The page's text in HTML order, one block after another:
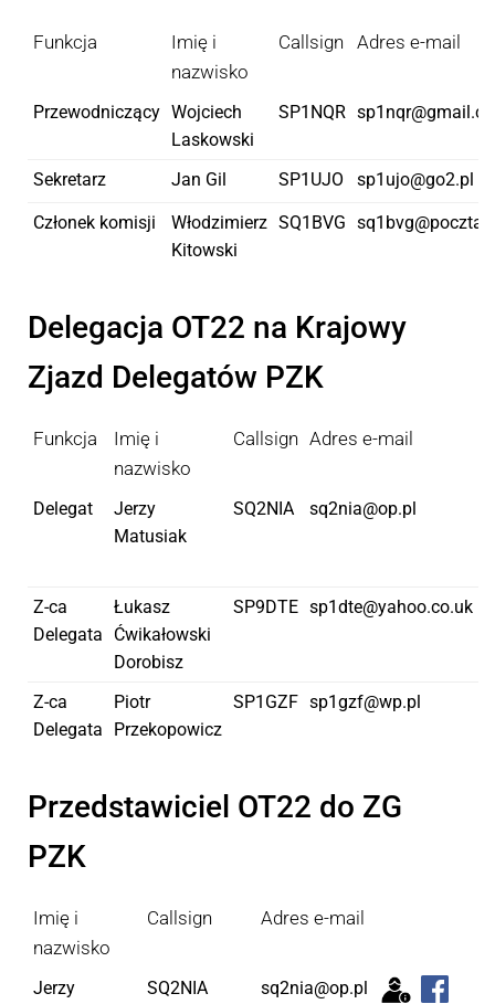
Funkcja
Imię i
nazwisko
Callsign Adres e-mail
Przewodniczący Wojciech
Laskowski
SP1NQR
Sekretarz Jan Gil SP1UJO sp1ujo@go2.pl
Członek komisji
Włodzimierz
Kitowski
SQ1BVG
Delegacja OT22 na Krajowy
Zjazd Delegatów PZK
Funkcja
Imię i
nazwisko
Callsign Adres e-mail
Delegat
Jerzy
Matusiak
SQ2NIA sq2nia@op.pl
Z-ca
Delegata
Łukasz
Ćwikałowski
Dorobisz
SP9DTE sp1dte@yahoo.co.uk
Z-ca
Delegata
Piotr
Przekopowicz
SP1GZF sp1gzf@wp.pl
Przedstawiciel OT22 do ZG
PZK
Imię i
nazwisko
Callsign Adres e-mail
Jerzy
SQ2NIA sq2nia@op.pl